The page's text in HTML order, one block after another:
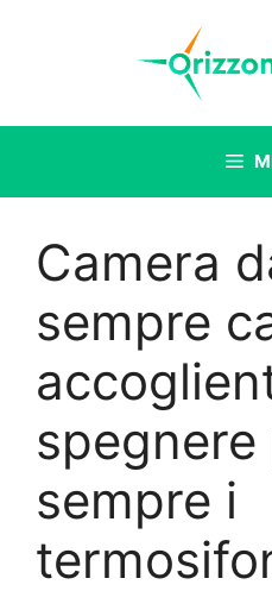
Camera
sempre
spegnere
sempre i